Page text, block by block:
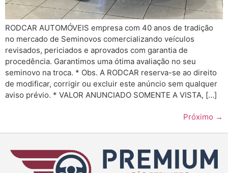
RODCAR AUTOMÓVEIS empresa com 40 anos de tradição
no mercado de Seminovos comercializando veículos
revisados, periciados e aprovados com garantia de
procedência. Garantimos uma ótima avaliação no seu
seminovo na troca. * Obs. A RODCAR reserva-se ao direito
de modificar, corrigir ou excluir este anúncio sem qualquer
aviso prévio. * VALOR ANUNCIADO SOMENTE A VISTA, […]
Próximo →